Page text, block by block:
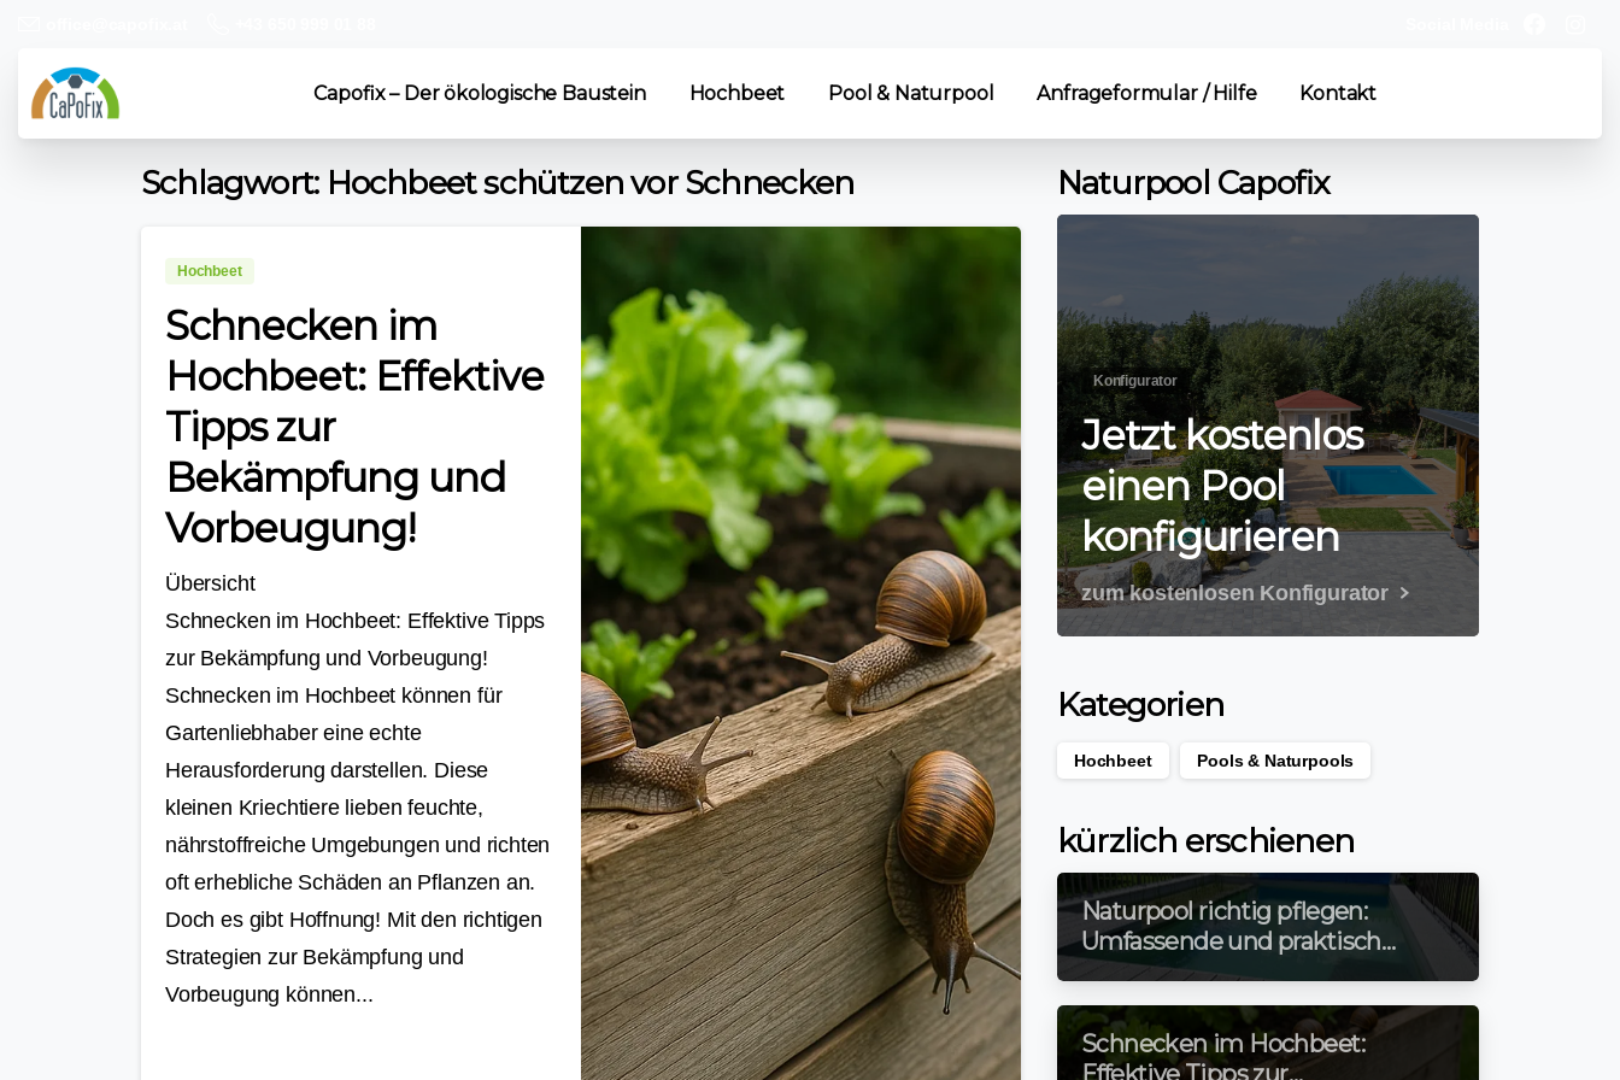
Capofix – Der ökologische Baustein Hochbeet Pool & Naturpool Anfrageformular / Hilfe Kontakt
Schlagwort: Hochbeet schützen vor Schnecken
Hochbeet
Schnecken im
Hochbeet: Effektive
Tipps zur
Bekämpfung und
Vorbeugung!
Übersicht
Schnecken im Hochbeet: Effektive Tipps
zur Bekämpfung und Vorbeugung!
Schnecken im Hochbeet können für
Gartenliebhaber eine echte
Herausforderung darstellen. Diese
kleinen Kriechtiere lieben feuchte,
nährstoffreiche Umgebungen und richten
oft erhebliche Schäden an Pflanzen an.
Doch es gibt Hoffnung! Mit den richtigen
Strategien zur Bekämpfung und
Vorbeugung können...
Naturpool Capofix
Konfigurator
Jetzt kostenlos
einen Pool
konfigurieren
zum kostenlosen Konfigurator
Kategorien
Hochbeet Pools & Naturpools
kürzlich erschienen
Naturpool richtig pflegen:
Umfassende und praktische
Tipps für jede Jahreszeit
Schnecken im Hochbeet:
Effektive Tipps zur